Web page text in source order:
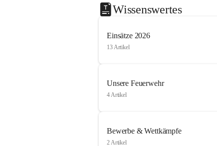
Wissenswertes
Einsätze 2026
13 Artikel
Unsere Feuerwehr
4 Artikel
Bewerbe & Wettkämpfe
2 Artikel